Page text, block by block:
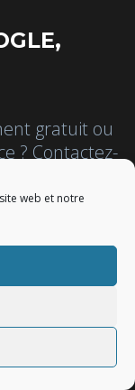
web et notre
gratuit ou
? Contactez-